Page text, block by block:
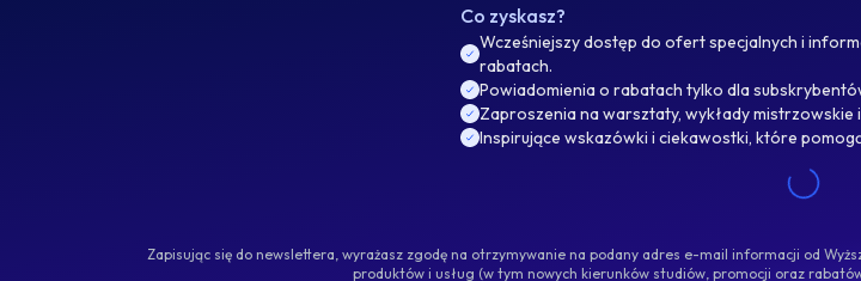
Co zyskasz?
Wcześniejszy dostęp do ofert specjalnych i
rabatach.
Powiadomienia o rabatach tylko dla
Zaproszenia na warsztaty, wykłady mistrzowskie
Inspirujące wskazówki i ciekawostki, które
Zapisując się do newslettera, wyrażasz zgodę na otrzymywanie na podany adres e-mail informacji od
produktów i usług (w tym nowych kierunków studiów, promocji oraz